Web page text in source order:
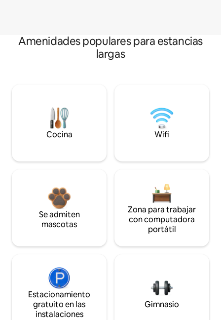
Amenidades populares para estancias
largas
Cocina Wifi
Se admiten
mascotas
Zona para trabajar
con computadora
portátil
Estacionamiento
gratuito en las
instalaciones
Gimnasio